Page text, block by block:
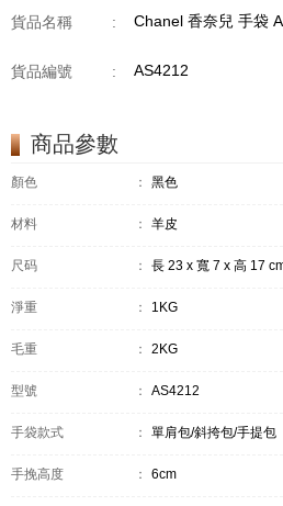
貨品名稱 : Chanel 香奈兒 手袋
貨品編號 : AS4212
商品參數
顏色 ： 黑色
材料 ： 羊皮
尺码 ： 長 23 x 寬 7 x 高 17
淨重 ： 1KG
毛重 ： 2KG
型號 ： AS4212
手袋款式 ： 單肩包/斜挎包/手提包
手挽高度 ： 6cm